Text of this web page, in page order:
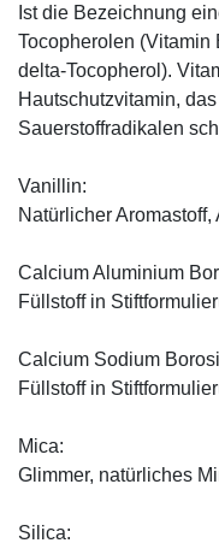
Ist die Bezeichnung
Tocopherolen (Vitamin
delta-Tocopherol).
Hautschutzvitamin,
Sauerstoffradikalen
Vanillin:
Natürlicher
Calcium Aluminium
Füllstoff in
Calcium Sodium
Füllstoff in
Mica:
Glimmer, natürliches
Silica: